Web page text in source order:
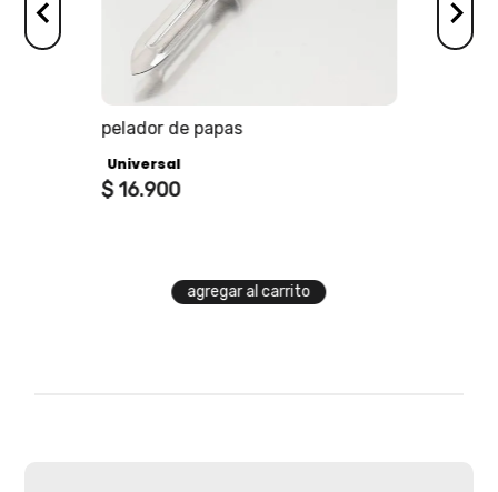
pelador de papas
Universal
$ 16.900
agregar al carrito